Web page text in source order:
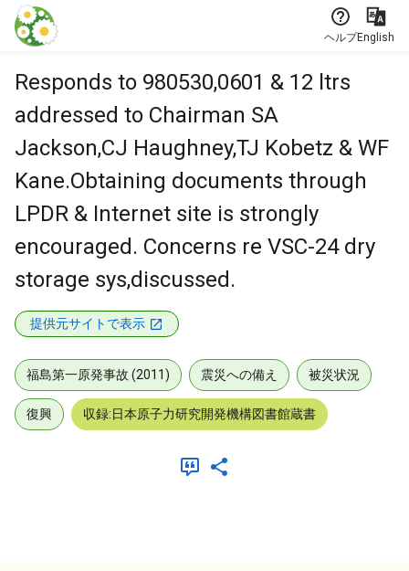
本文に飛ぶ
ヘルプEnglish
Responds to 980530,0601 & 12 ltrs
addressed to Chairman SA
Jackson,CJ Haughney,TJ Kobetz & WF
Kane.Obtaining documents through
LPDR & Internet site is strongly
encouraged. Concerns re VSC-24 dry
storage sys,discussed.
提供元サイトで表示
福島第一原発事故 (2011) 震災への備え 被災状況
復興 収録:日本原子力研究開発機構図書館蔵書